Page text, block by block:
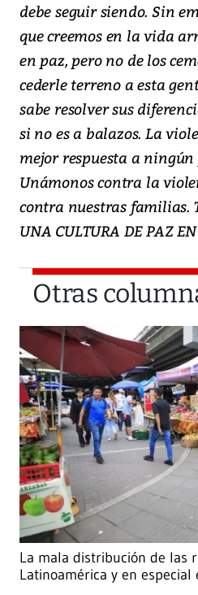
debe seguir siendo. Sin
que creemos en la vida
en paz, pero no de los
cederle terreno a esta
sabe resolver sus
si no es a balazos. La
mejor respuesta a ningún
Unámonos contra la
contra nuestras familias.
UNA CULTURA DE PAZ
Otras
La mala distribución de las
Latinoamérica y en especial